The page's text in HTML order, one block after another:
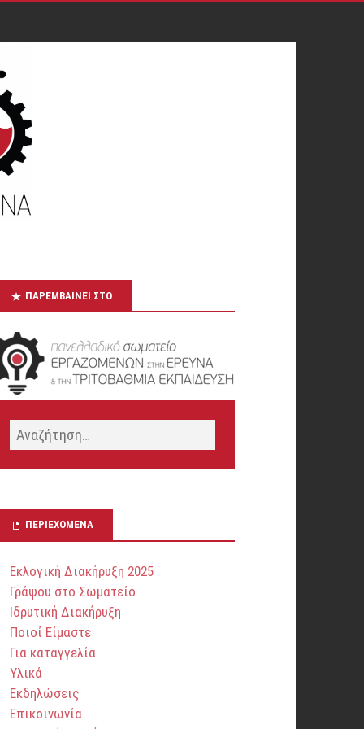
ΠΑΡΕΜΒΑΊΝΕΙ ΣΤΟ
ΠΕΡΙΕΧΌΜΕΝΑ
Εκλογική Διακήρυξη 2025
Γράψου στο Σωματείο
Ιδρυτική Διακήρυξη
Ποιοί Είμαστε
Για καταγγελία
Υλικά
Εκδηλώσεις
Επικοινωνία